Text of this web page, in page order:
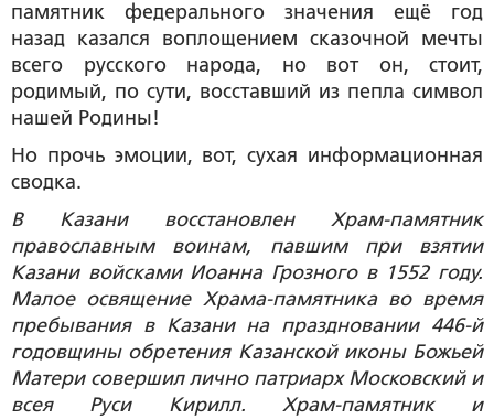
памятник федерального значения ещё год
назад казался воплощением сказочной мечты
всего русского народа, но вот он, стоит,
родимый, по сути, восставший из пепла символ
нашей Родины!
Но прочь эмоции, вот, сухая информационная
сводка.
В Казани восстановлен Храм-памятник
православным воинам, павшим при взятии
Казани войсками Иоанна Грозного в 1552 году.
Малое освящение Храма-памятника во время
пребывания в Казани на праздновании 446-й
годовщины обретения Казанской иконы Божьей
Матери совершил лично патриарх Московский и
всея Руси Кирилл. Храм-памятник и